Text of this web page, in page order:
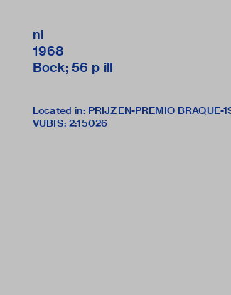
nl
1968
Boek; 56 p ill
Located in: PRIJZEN-PREMIO BRAQUE-
VUBIS: 2:15026